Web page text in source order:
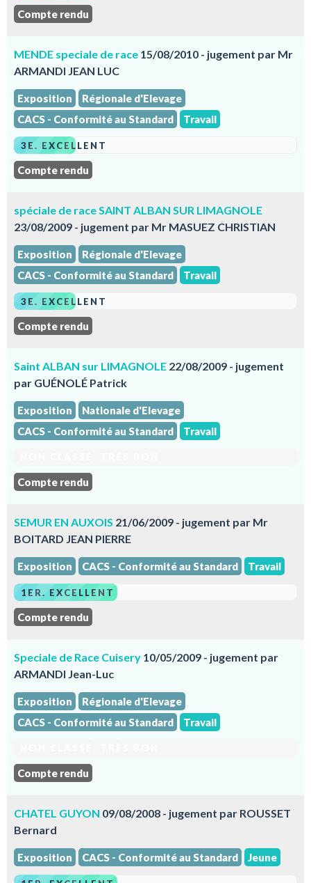
Compte rendu
MENDE speciale de race 15/08/2010 - jugement par Mr
ARMANDI JEAN LUC
Exposition
Régionale d'Elevage
CACS - Conformité au Standard
Travail
3E. EXCELLENT
Compte rendu
spéciale de race SAINT ALBAN SUR LIMAGNOLE
23/08/2009 - jugement par Mr MASUEZ CHRISTIAN
Exposition
Régionale d'Elevage
CACS - Conformité au Standard
Travail
3E. EXCELLENT
Compte rendu
Saint ALBAN sur LIMAGNOLE 22/08/2009 - jugement
par GUÉNOLÉ Patrick
Exposition
Nationale d'Elevage
CACS - Conformité au Standard
Travail
Compte rendu
SEMUR EN AUXOIS 21/06/2009 - jugement par Mr
BOITARD JEAN PIERRE
Exposition CACS - Conformité au Standard Travail
1ER. EXCELLENT
Compte rendu
Speciale de Race Cuisery 10/05/2009 - jugement par
ARMANDI Jean-Luc
Exposition
Régionale d'Elevage
CACS - Conformité au Standard
Travail
Compte rendu
CHATEL GUYON 09/08/2008 - jugement par ROUSSET
Bernard
Exposition CACS - Conformité au Standard Jeune